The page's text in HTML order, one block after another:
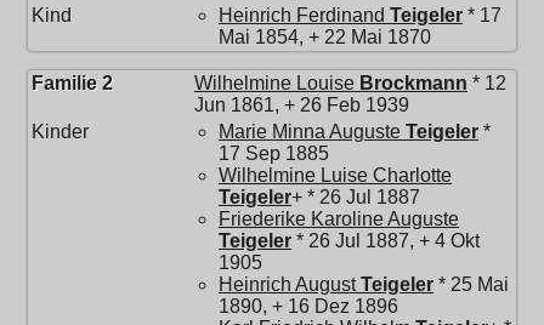
Kind
Heinrich Ferdinand Teigeler * 17
Mai 1854, + 22 Mai 1870
Familie 2 Wilhelmine Louise Brockmann * 12
Jun 1861, + 26 Feb 1939
Kinder
Marie Minna Auguste Teigeler *
17 Sep 1885
Wilhelmine Luise Charlotte
Teigeler+ * 26 Jul 1887
Friederike Karoline Auguste
Teigeler * 26 Jul 1887, + 4 Okt
1905
Heinrich August Teigeler * 25 Mai
1890, + 16 Dez 1896